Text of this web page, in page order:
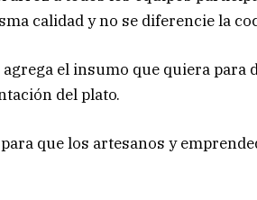
calidad y no se diferencie la
el insumo que quiera para
del plato.
que los artesanos y